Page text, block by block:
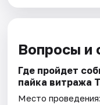
Вопросы и
Где пройдет
пайка витража
Место